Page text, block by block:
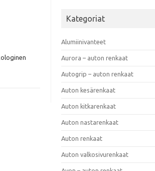
Kategoriat
Alumiinivanteet
Aurora – auton renkaat
Autogrip – auton renkaat
Auton kesärenkaat
Auton kitkarenkaat
Auton nastarenkaat
Auton renkaat
Auton valkosivurenkaat